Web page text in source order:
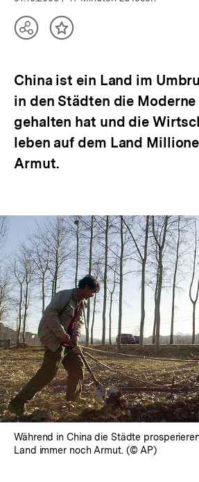
TeilenInhalt
China ist ein Land im
in den Städten die Moderne
gehalten hat und die
leben auf dem Land
Armut.
Während in China die Städte
Land immer noch Armut. (© AP)